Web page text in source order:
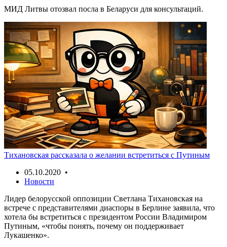
МИД Литвы отозвал посла в Беларуси для консультаций.
Тихановская рассказала о желании встретиться с Путиным
05.10.2020 •
Новости
Лидер белорусской оппозиции Светлана Тихановская на
встрече с представителями диаспоры в Берлине заявила, что
хотела бы встретиться с президентом России Владимиром
Путиным, «чтобы понять, почему он поддерживает
Лукашенко».